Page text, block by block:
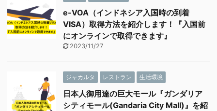
e-VOA（インドネシア入国時の到着
VISA）取得方法を紹介します！『入国前
にオンラインで取得できます』
2023/11/27
ジャカルタ レストラン 生活環境
日本人御用達の巨大モール『ガンダリア
シティモール(Gandaria City Mall)』を紹